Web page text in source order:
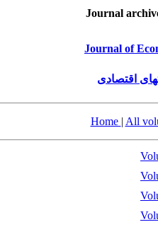
Journal
Journal of
اقتصادی
Home | All